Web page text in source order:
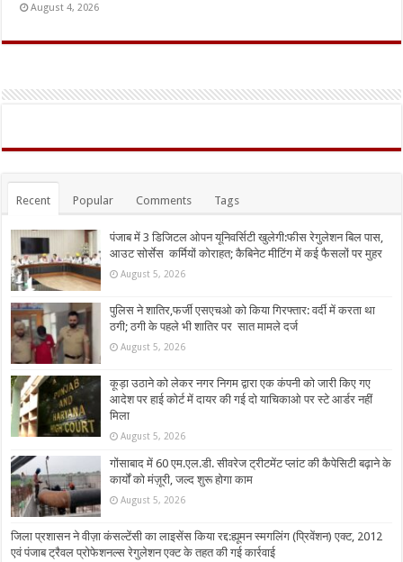
August 4, 2026
Recent Popular Comments Tags
पंजाब में 3 डिजिटल ओपन यूनिवर्सिटी खुलेगी:फीस रेगुलेशन बिल पास,
आउट सोर्सेस कर्मियों कोराहत; कैबिनेट मीटिंग में कई फैसलों पर मुहर
August 5, 2026
पुलिस ने शातिर,फर्जी एसएचओ को किया गिरफ्तार: वर्दी में करता था
ठगी; ठगी के पहले भी शातिर पर सात मामले दर्ज
August 5, 2026
कूड़ा उठाने को लेकर नगर निगम द्वारा एक कंपनी को जारी किए गए
आदेश पर हाई कोर्ट में दायर की गई दो याचिकाओ पर स्टे आर्डर नहीं
मिला
August 5, 2026
गोंसाबाद में 60 एम.एल.डी. सीवरेज ट्रीटमेंट प्लांट की कैपेसिटी बढ़ाने के
कार्यों को मंज़ूरी, जल्द शुरू होगा काम
August 5, 2026
जिला प्रशासन ने वीज़ा कंसल्टेंसी का लाइसेंस किया रद्द:ह्यूमन स्मगलिंग (प्रिवेंशन) एक्ट, 2012
एवं पंजाब ट्रैवल प्रोफेशनल्स रेगुलेशन एक्ट के तहत की गई कार्रवाई